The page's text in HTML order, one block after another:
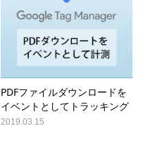
PDFファイルダウンロードを
イベントとしてトラッキング
2019.03.15